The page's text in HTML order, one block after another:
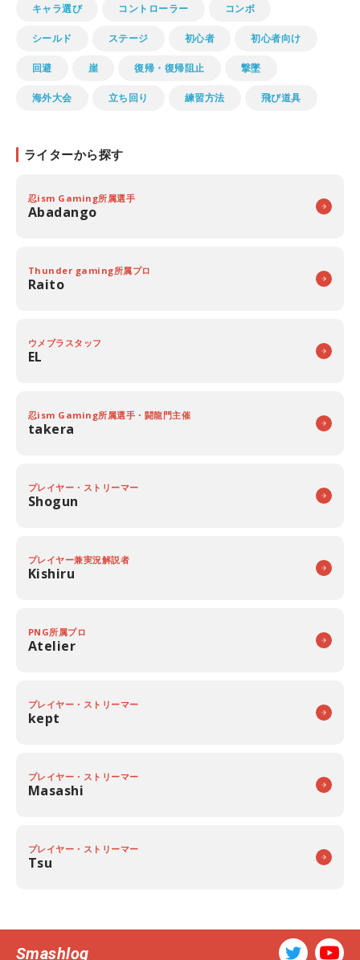
キャラ選び コントローラー コンボ
シールド ステージ 初心者 初心者向け
回避 崖 復帰・復帰阻止 撃墜
海外大会 立ち回り 練習方法 飛び道具
ライターから探す
忍ism Gaming所属選手
Abadango
Thunder gaming所属プロ
Raito
ウメブラスタッフ
EL
忍ism Gaming所属選手・闘龍門主催
takera
プレイヤー・ストリーマー
Shogun
プレイヤー兼実況解説者
Kishiru
PNG所属プロ
Atelier
プレイヤー・ストリーマー
kept
プレイヤー・ストリーマー
Masashi
プレイヤー・ストリーマー
Tsu
Smashlog